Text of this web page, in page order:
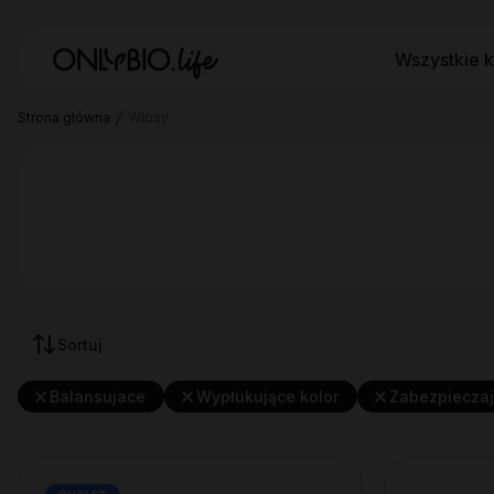
Wszystkie
Strona główna
Sortuj
Balansujace Wypłukujące kolor